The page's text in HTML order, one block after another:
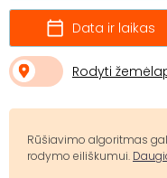
Data ir laikas
Rodyti
Rūšiavimo algoritmas
rodymo eiliškumui.